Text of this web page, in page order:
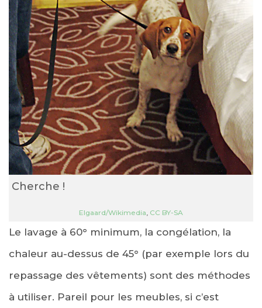
Cherche !
Elgaard/Wikimedia CC BY-SA
Le lavage à 60° minimum, la congélation, la
chaleur au-dessus de 45° (par exemple lors du
repassage des vêtements) sont des méthodes
à utiliser. Pareil pour les meubles, si c’est